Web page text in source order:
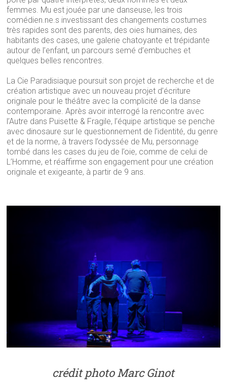
femmes. Mu est jouée par une danseuse, les trois
comédien.ne.s investissant des changements costumes
très rapides sont des parents, des oies humaines, des
habitants des cases, une galerie chatoyante et trépidante
autour de l’enfant, un parcours semé d’embuches et
quelques belles rencontres.
La Cie Paradisiaque poursuit son projet de recherche et de
création artistique avec un nouveau projet d’écriture
originale pour le théâtre avec la complicité de la danse
contemporaine. Après avoir interrogé la rencontre avec
l’Autre dans Puisette & Fragile, l’équipe artistique se penche
avec dinosaure sur le questionnement de l’identité, du genre
et de la norme, à travers l’odyssée de Mu, personnage
tombé dans les cases du jeu de l’oie, comme de celui de
L’Homme, et réaffirme son engagement pour une création
originale et exigeante, à partir de 9 ans.
crédit photo Marc Ginot